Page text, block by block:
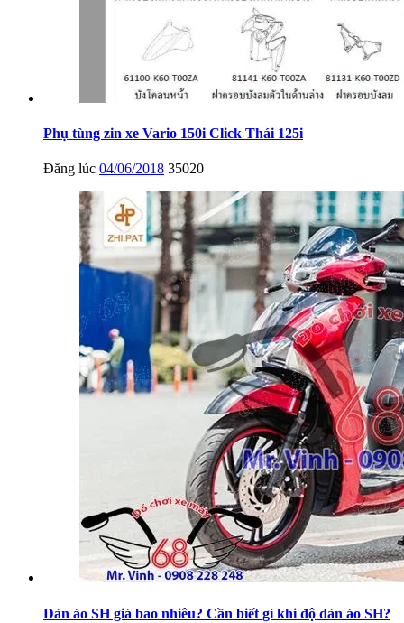
Phụ tùng zin xe Vario 150i Click Thái 125i
Đăng lúc 04/06/2018 35020
Dàn áo SH giá bao nhiêu? Cần biết gì khi độ dàn áo SH?